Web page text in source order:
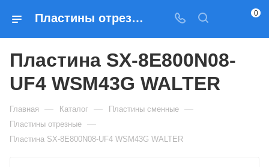
Пластины отрезные Пластина SX-8E800N08-UF4 WSM43G WALTER — купить по выгодным ценам в Москве 0
Пластина SX-8E800N08-
UF4 WSM43G WALTER
Главная — Каталог — Пластины сменные —
Пластины отрезные —
Пластина SX-8E800N08-UF4 WSM43G WALTER